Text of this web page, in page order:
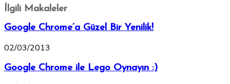
İlgili Makaleler
Google Chrome’a Güzel Bir Yenilik!
02/03/2013
Google Chrome ile Lego Oynayın :)